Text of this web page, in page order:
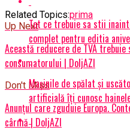
Related Topics:prima
Up Next
Această reducere de TVA
consumatorului | DoljAZI
Don't Miss
Anunțul care zguduie Europa.
cârmă | DoljAZI
Tot ce trebuie sa stii
complet pentru editia
Mașinile de spălat și
artificială îți cunosc